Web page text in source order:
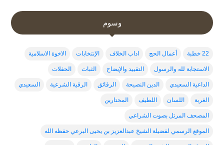
وسوم
22 خطبة أعمال الحج اداب الخلاف الإنتخابات الاخوة الاسلامية
الاستجابة لله والرسول التقييد والإيضاح الثبات الحفلات
الداعية السعيدي الدين النصيحة الرقائق الرقية الشرعية السعيدي
الغربة اللسان اللطيف المحتارين
المصحف المرتل بصوت الشراعي
الموقع الرسمي لفضيلة الشيخ عبدالعزيز بن يحيى البرعي حفظه الله